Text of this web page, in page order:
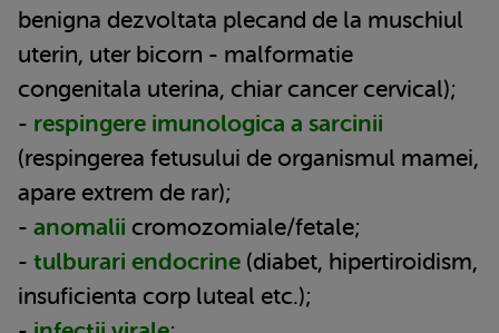
benigna dezvoltata plecand de la muschiul
uterin, uter bicorn - malformatie
congenitala uterina, chiar cancer cervical);
- respingere imunologica a sarcinii
(respingerea fetusului de organismul mamei,
apare extrem de rar);
- anomalii cromozomiale/fetale;
- tulburari endocrine (diabet, hipertiroidism,
insuficienta corp luteal etc.);